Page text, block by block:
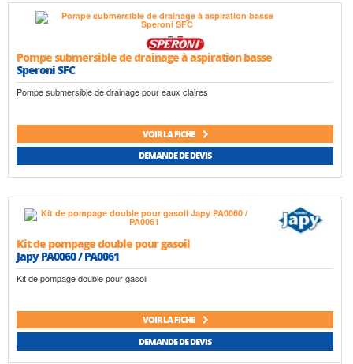
Pompe submersible de drainage à aspiration basse
Speroni SFC
Pompe submersible de drainage pour eaux claires
VOIR LA FICHE
DEMANDE DE DEVIS
Kit de pompage double pour gasoil
Japy PA0060 / PA0061
Kit de pompage double pour gasoil
VOIR LA FICHE
DEMANDE DE DEVIS